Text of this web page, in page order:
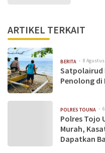
ARTIKEL TERKAIT
BERITA 8 Agustus
Satpolairud
Penolong di
POLRES TOUNA
Polres Tojo
Murah,
Dapatkan